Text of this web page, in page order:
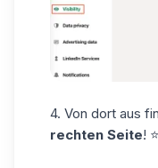
4. Von dort aus
rechten Seite! ⭐️